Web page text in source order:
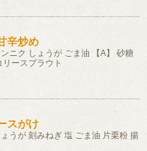
辛炒め
ニク しょうが ごま油 【A】 砂糖
ースプラウト
スがけ
うが 刻みねぎ 塩 ごま油 片栗粉 揚